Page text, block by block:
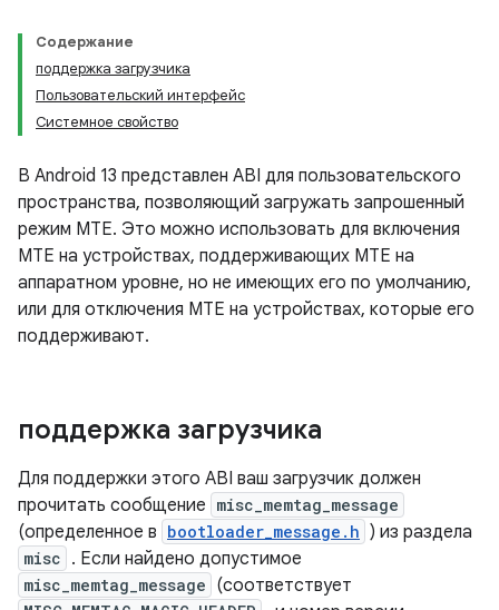
Содержание
поддержка загрузчика
Пользовательский интерфейс
Системное свойство
В Android 13 представлен ABI для пользовательского
пространства, позволяющий загружать запрошенный
режим MTE. Это можно использовать для включения
MTE на устройствах, поддерживающих MTE на
аппаратном уровне, но не имеющих его по умолчанию,
или для отключения MTE на устройствах, которые его
поддерживают.
поддержка загрузчика
Для поддержки этого ABI ваш загрузчик должен
прочитать сообщение misc_memtag_message
(определенное в bootloader_message.h ) из раздела
misc . Если найдено допустимое
misc_memtag_message (соответствует